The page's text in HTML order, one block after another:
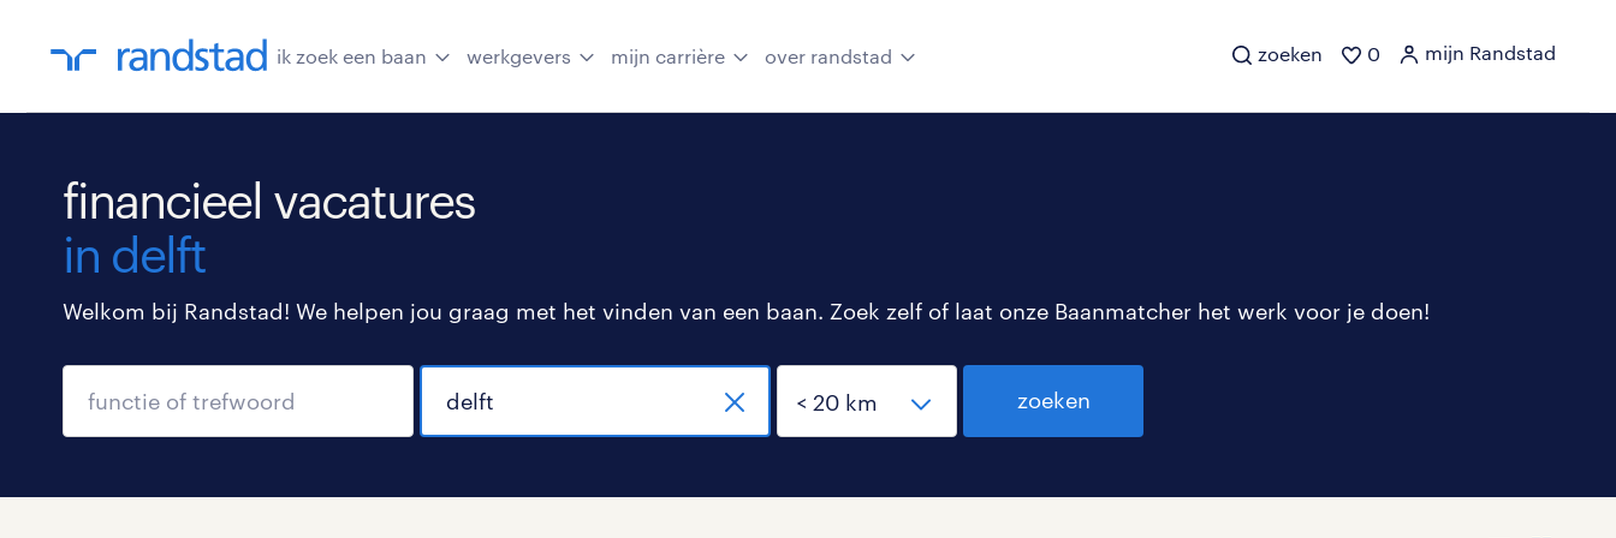
ik zoek een baan werkgevers mijn carrière over randstad zoeken 0 mijn Randstad
financieel vacatures
in delft
Welkom bij Randstad! We helpen jou graag met het vinden van een baan. Zoek zelf of laat onze Baanmatcher het werk voor je doen!
zoeken